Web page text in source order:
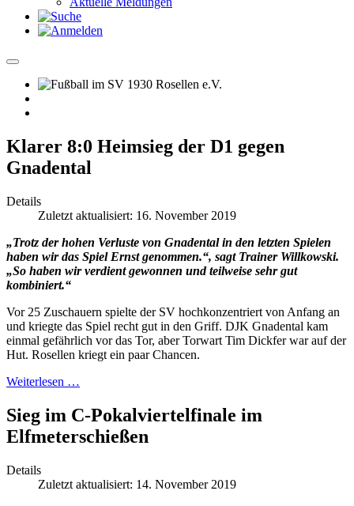
Klarer 8:0 Heimsieg der D1 gegen
Gnadental
Details
Zuletzt aktualisiert: 16. November 2019
„Trotz der hohen Verluste von Gnadental in den letzten Spielen
haben wir das Spiel Ernst genommen.“, sagt Trainer Willkowski.
„So haben wir verdient gewonnen und teilweise sehr gut
kombiniert.“
Vor 25 Zuschauern spielte der SV hochkonzentriert von Anfang an
und kriegte das Spiel recht gut in den Griff. DJK Gnadental kam
einmal gefährlich vor das Tor, aber Torwart Tim Dickfer war auf der
Hut. Rosellen kriegt ein paar Chancen.
Weiterlesen …
Sieg im C-Pokalviertelfinale im
Elfmeterschießen
Details
Zuletzt aktualisiert: 14. November 2019